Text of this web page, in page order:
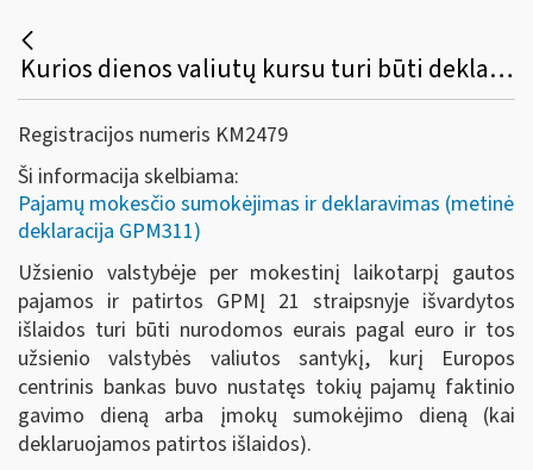
Kurios dienos valiutų kursu turi būti deklaruojamos pajamos bei nuo jų sumokėtas pajamų mokestis?
Registracijos numeris KM2479
Ši informacija skelbiama:
Pajamų mokesčio sumokėjimas ir deklaravimas (metinė
deklaracija GPM311)
Užsienio valstybėje per mokestinį laikotarpį gautos
pajamos ir patirtos GPMĮ 21 straipsnyje išvardytos
išlaidos turi būti nurodomos eurais pagal euro ir tos
užsienio valstybės valiutos santykį, kurį Europos
centrinis bankas buvo nustatęs tokių pajamų faktinio
gavimo dieną arba įmokų sumokėjimo dieną (kai
deklaruojamos patirtos išlaidos).